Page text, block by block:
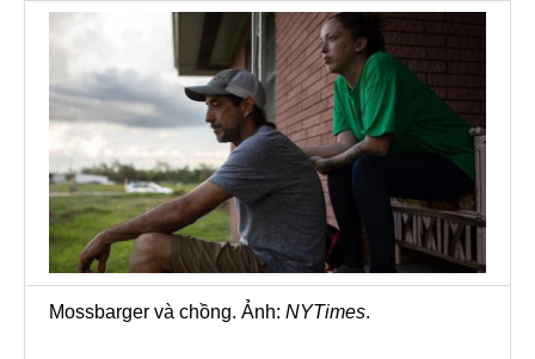
Mossbarger và chồng. Ảnh: NYTimes.